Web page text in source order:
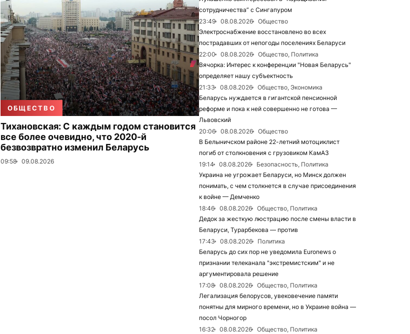
ОБЩЕСТВО
Тихановская: С каждым годом становится
все более очевидно, что 2020-й
безвозвратно изменил Беларусь
09:58 09.08.2026
сотрудничества” с Сингапуром
23:49
08.08.2026
Общество
Электроснабжение восстановлено во всех
пострадавших от непогоды поселениях Беларуси
22:00
08.08.2026
Общество, Политика
Вячорка: Интерес к конференции "Новая Беларусь"
определяет нашу субъектность
21:33
08.08.2026
Общество, Экономика
Беларусь нуждается в гигантской пенсионной
реформе и пока к ней совершенно не готова —
Львовский
20:06
08.08.2026
Общество
В Белыничском районе 22-летний мотоциклист
погиб от столкновения с грузовиком КамАЗ
19:14
08.08.2026
Безопасность, Политика
Украина не угрожает Беларуси, но Минск должен
понимать, с чем столкнется в случае присоединения
к войне — Демченко
18:46
08.08.2026
Общество, Политика
Дедок за жесткую люстрацию после смены власти в
Беларуси, Турарбекова — против
17:43
08.08.2026
Политика
Беларусь до сих пор не уведомила Euronews о
признании телеканала "экстремистским" и не
аргументировала решение
17:08
08.08.2026
Общество, Политика
Легализация белорусов, увековечение памяти
понятны для мирного времени, но в Украине война —
посол Чорногор
16:32
08.08.2026
Общество, Политика